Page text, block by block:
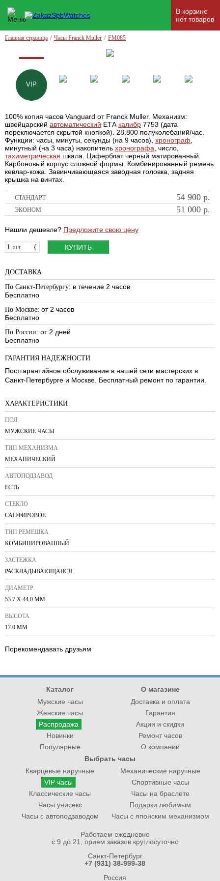
Главная страница / Часы Franck Muller / FM085
VIP
100% копия часов Vanguard от Franck Muller. Механизм:
швейцарский автоматический ЕТА калибр 7753 (дата
переключается скрытой кнопкой). 28.800 полуколебаний/час.
Функции: часы, минуты, секунды (на 9 часов), хронограф
минутный (на 3 часа) накопитель хронографа , число,
тахиметрическая шкала. Циферблат черный матированный.
Карбоновый корпус сложной формы. Комбинированный ремень
кевлар-кожа. Завинчивающаяся заводная головка, задняя
крышка на винтах.
СТАНДАРТ 54 900 р.
ЭКОНОМ 51 000 р.
Нашли дешевле? Предложите свою цену
{
1 шт. КУПИТЬ
ДОСТАВКА
По Санкт-Петербургу: в течение 2 часов
Бесплатно
По Москве: от 2 часов
Бесплатно
По России: от 2 дней
Бесплатно
ГАРАНТИЯ НАДЕЖНОСТИ
Постгарантийное обслуживание в нашей сети мастерских в
Санкт-Петербурге и Москве. Бесплатный ремонт по гарантии.
ХАРАКТЕРИСТИКИ
ПОЛ
МУЖСКИЕ ЧАСЫ
ТИП МЕХАНИЗМА
МЕХАНИЧЕСКИЙ
АВТОПОДЗАВОД
ЕСТЬ
СТЕКЛО
САПФИРОВОЕ
ТИП РЕМЕШКА
КОМБИНИРОВАННЫЙ
ЗАСТЕЖКА
РАСКЛАДЫВАЮЩАЯСЯ
ДИАМЕТР
53.7 X 44.0 ММ
ВЫСОТА
17.0 ММ
Порекомендавать друзьям
Выбрать часы
Работаем ежедневно
с 9 до 21, прием заказов круглосуточно
Санкт-Петербург
+7 (931) 38-999-38
Россия
Каталог О магазине
Кварцевые наручные
VIP часы
Классические часы
Часы унисекс
Часы с автоподзаводом
Доставка и оплата
Гарантия
Акции и скидки
Ремонт часов
О компании
Мужские часы
Женские часы
Распродажа
Новинки
Популярные
Механические наручные
Спортивные часы
Часы на браслете
Подарки любимым
Часы с японским механизмом
В корзине
нет товаров